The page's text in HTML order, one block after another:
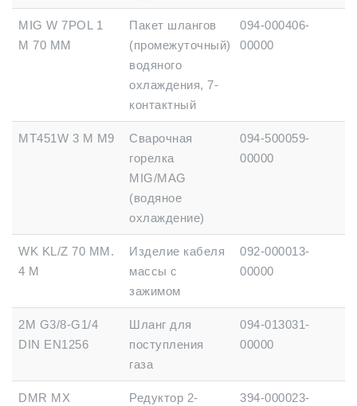
MIG W 7POL 1
M 70 MM
Пакет шлангов
(промежуточный)
водяного
охлаждения, 7-
контактный
094-000406-
00000
MT451W 3 M M9
Сварочная
горелка
MIG/MAG
(водяное
охлаждение)
094-500059-
00000
WK KL/Z 70 MM.
4 M
Изделие кабеля
массы с
зажимом
092-000013-
00000
2M G3/8-G1/4
DIN EN1256
Шланг для
поступления
газа
094-013031-
00000
DMR MX
Редуктор 2-
394-000023-